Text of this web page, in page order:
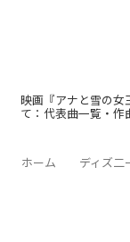
映画『アナと雪の女
て：代表曲一覧・作
ホーム ディズ二